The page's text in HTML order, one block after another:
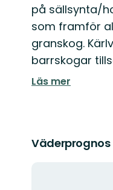
på sällsynta/
som framför
granskog.
barrskogar
Läs mer
Väderprognos